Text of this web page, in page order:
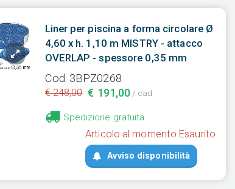
Liner per piscina a forma circolare Ø
4,60 x h. 1,10 m MISTRY - attacco
OVERLAP - spessore 0,35 mm
Cod. 3BPZ0268
€ 248,00 € 191,00/ cad.
Spedizione gratuita
Articolo al momento Esaurito
Avviso disponibilità